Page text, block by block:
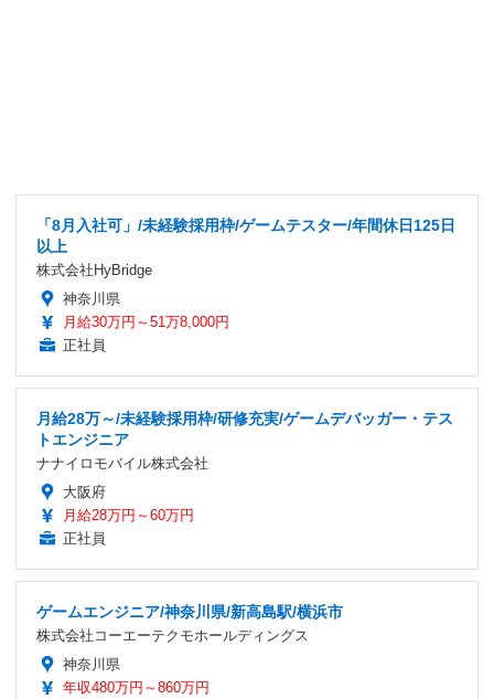
「8月入社可」/未経験採用枠/ゲームテスター/年間休日125日
以上
株式会社HyBridge
神奈川県
月給30万円～51万8,000円
正社員
月給28万～/未経験採用枠/研修充実/ゲームデバッガー・テス
トエンジニア
ナナイロモバイル株式会社
大阪府
月給28万円～60万円
正社員
ゲームエンジニア/神奈川県/新高島駅/横浜市
株式会社コーエーテクモホールディングス
神奈川県
年収480万円～860万円